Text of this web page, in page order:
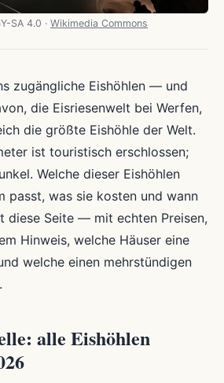
SA 4.0 · Wikimedia Commons
zugängliche Eishöhlen — und
die Eisriesenwelt bei Werfen,
die größte Eishöhle der Welt.
ist touristisch erschlossen;
Welche dieser Eishöhlen
passt, was sie kosten und wann
diese Seite — mit echten Preisen,
Hinweis, welche Häuser eine
welche einen mehrstündigen
alle Eishöhlen